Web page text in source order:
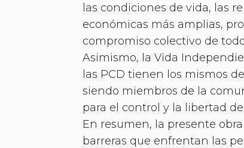
las condiciones de vida, las
económicas más amplias,
compromiso colectivo de
Asimismo, la Vida
las PCD tienen los mismos
siendo miembros de la
para el control y la libertad
En resumen, la presente
barreras que enfrentan las